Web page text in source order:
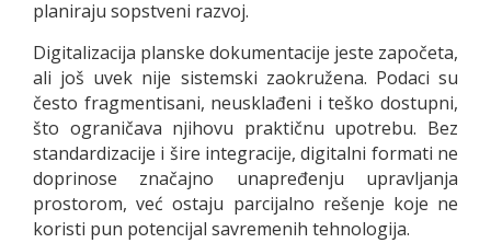
planiraju sopstveni razvoj.
Digitalizacija planske dokumentacije jeste započeta,
ali još uvek nije sistemski zaokružena. Podaci su
često fragmentisani, neusklađeni i teško dostupni,
što ograničava njihovu praktičnu upotrebu. Bez
standardizacije i šire integracije, digitalni formati ne
doprinose značajno unapređenju upravljanja
prostorom, već ostaju parcijalno rešenje koje ne
koristi pun potencijal savremenih tehnologija.